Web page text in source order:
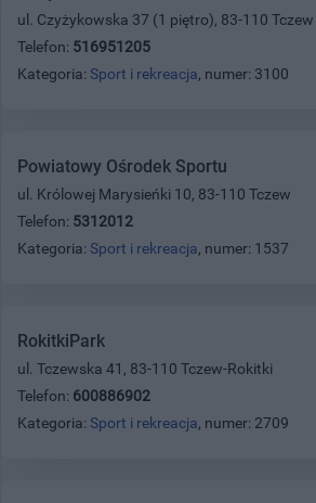
ul. Czyżykowska 37 (1 piętro), 83-110 Tczew
Telefon: 516951205
Kategoria: Sport i rekreacja, numer: 3100
Powiatowy Ośrodek Sportu
ul. Królowej Marysieńki 10, 83-110 Tczew
Telefon: 5312012
Kategoria: Sport i rekreacja, numer: 1537
RokitkiPark
ul. Tczewska 41, 83-110 Tczew-Rokitki
Telefon: 600886902
Kategoria: Sport i rekreacja, numer: 2709